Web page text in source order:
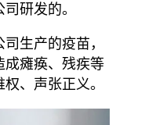
研发的。
生产的疫苗，
成瘫痪、残疾等
、声张正义。